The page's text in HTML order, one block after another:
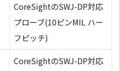
CoreSightのSWJ-DP対応
プローブ(10ピンMIL ハー
フピッチ)
CoreSightのSWJ-DP対応